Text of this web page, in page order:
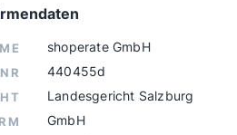
shoperate GmbH
440455d
Landesgericht Salzburg
GmbH